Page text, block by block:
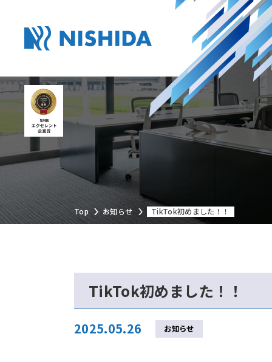
Top お知らせ TikTok初めました！！
TikTok初めました！！
2025.05.26 お知らせ